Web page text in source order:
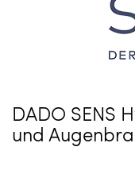
DADO SENS
und